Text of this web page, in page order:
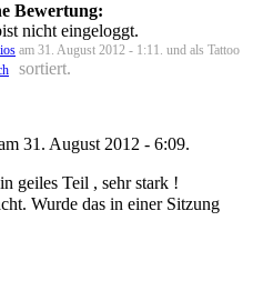
Bewertung:
nicht eingeloggt.
am 31. August 2012 - 1:11. und als Tattoo
sortiert.
31. August 2012 - 6:09.
geiles Teil , sehr stark !
Wurde das in einer Sitzung